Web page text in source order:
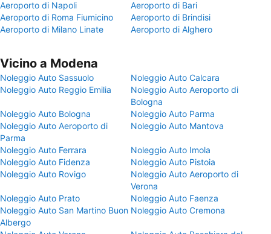
Aeroporto di Napoli
Aeroporto di Bari
Aeroporto di Roma Fiumicino
Aeroporto di Brindisi
Aeroporto di Milano Linate
Aeroporto di Alghero
Vicino a Modena
Noleggio Auto Sassuolo
Noleggio Auto Calcara
Noleggio Auto Reggio Emilia
Noleggio Auto Aeroporto di
Bologna
Noleggio Auto Bologna
Noleggio Auto Parma
Noleggio Auto Aeroporto di
Parma
Noleggio Auto Mantova
Noleggio Auto Ferrara
Noleggio Auto Imola
Noleggio Auto Fidenza
Noleggio Auto Pistoia
Noleggio Auto Rovigo
Noleggio Auto Aeroporto di
Verona
Noleggio Auto Prato
Noleggio Auto Faenza
Noleggio Auto San Martino Buon
Albergo
Noleggio Auto Cremona